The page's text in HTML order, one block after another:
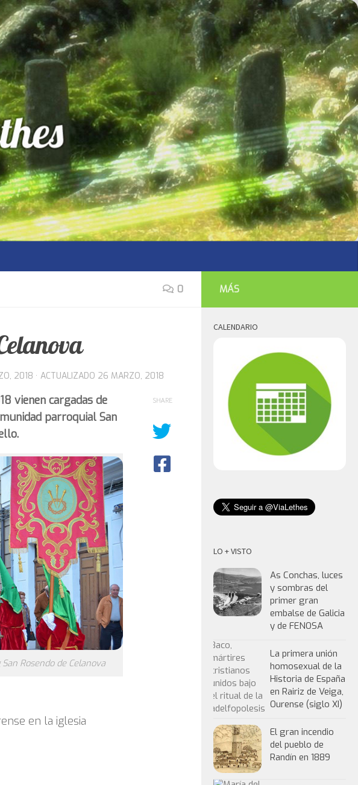
0
2018 · ACTUALIZADO 26 MARZO, 2018
vienen cargadas de
parroquial San
Rosendo de Celanova
en la iglesia
SHARE
MÁS
CALENDARIO
LO + VISTO
As Conchas, luces
y sombras del
primer gran
embalse de Galicia
y de FENOSA
La primera unión
homosexual de la
Historia de España
en Rairiz de Veiga,
Ourense (siglo XI)
El gran incendio
del pueblo de
Randín en 1889